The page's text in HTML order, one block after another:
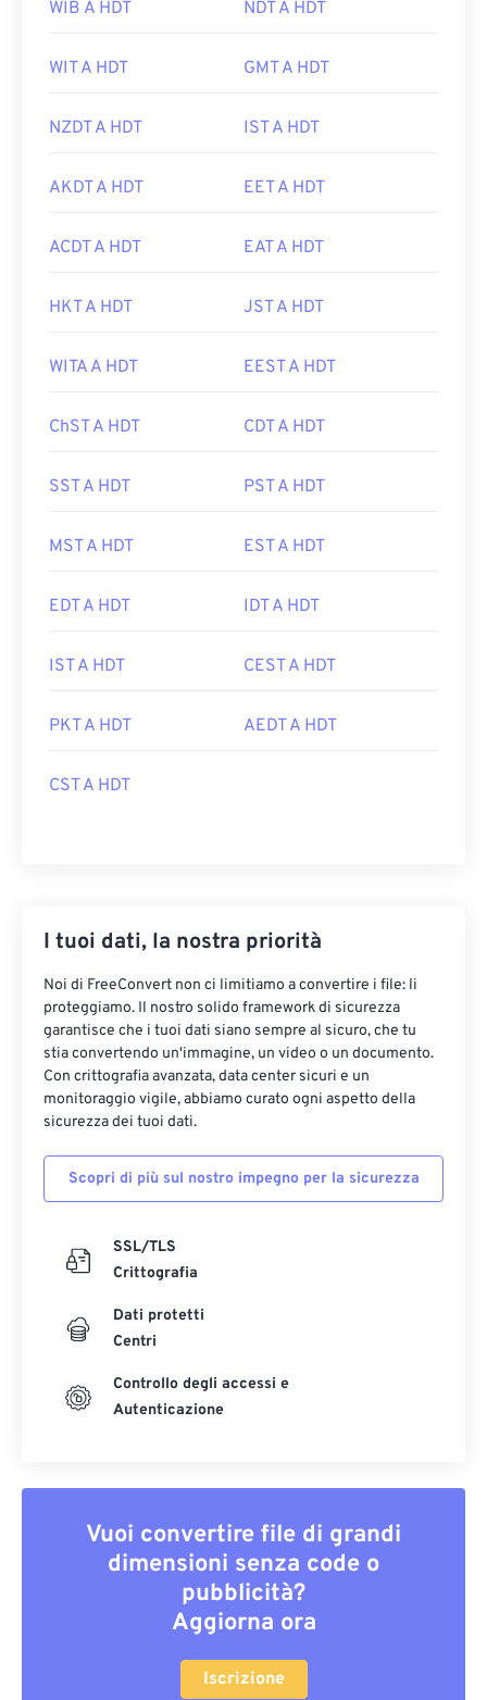
WIB A HDT NDT A HDT
WIT A HDT GMT A HDT
NZDT A HDT IST A HDT
AKDT A HDT EET A HDT
ACDT A HDT EAT A HDT
HKT A HDT JST A HDT
WITA A HDT EEST A HDT
ChST A HDT CDT A HDT
SST A HDT PST A HDT
MST A HDT EST A HDT
EDT A HDT IDT A HDT
IST A HDT CEST A HDT
PKT A HDT AEDT A HDT
CST A HDT
I tuoi dati, la nostra priorità
Noi di FreeConvert non ci limitiamo a convertire i file: li
proteggiamo. Il nostro solido framework di sicurezza
garantisce che i tuoi dati siano sempre al sicuro, che tu
stia convertendo un'immagine, un video o un documento.
Con crittografia avanzata, data center sicuri e un
monitoraggio vigile, abbiamo curato ogni aspetto della
sicurezza dei tuoi dati.
Scopri di più sul nostro impegno per la sicurezza
SSL/TLS
Crittografia
Dati protetti
Centri
Controllo degli accessi e
Autenticazione
Vuoi convertire file di grandi
dimensioni senza code o
pubblicità?
Aggiorna ora
Iscrizione